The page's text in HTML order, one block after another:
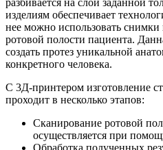
изделиям обеспечивает
нее можно использовать
ротовой полости пациента.
создать протез уникальной
конкретного человека.
C 3Д-принтером изготовление
проходит в несколько этапов:
Сканирование ротовой
осуществляется при
Обработка полученных